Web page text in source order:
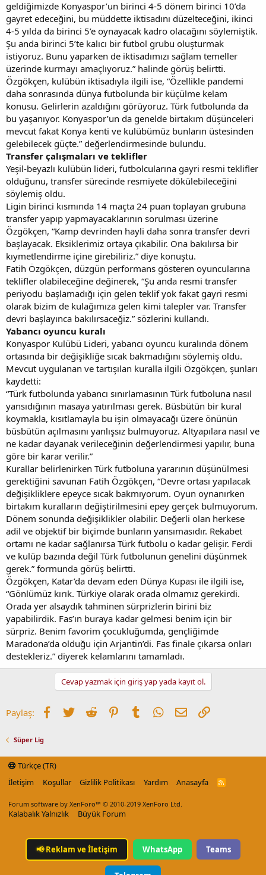
geldiğimizde Konyaspor’un birinci 4-5 dönem birinci 10’da
gayret edeceğini, bu müddette iktisadını düzelteceğini, ikinci
4-5 yılda da birinci 5’e oynayacak kadro olacağını söylemiştik.
Şu anda birinci 5’te kalıcı bir futbol grubu oluşturmak
istiyoruz. Bunu yaparken de iktisadımızı sağlam temeller
üzerinde kurmayı amaçlıyoruz.” halinde görüş belirtti.
Özgökçen, kulübün iktisadıyla ilgili ise, “Özellikle pandemi
daha sonrasında dünya futbolunda bir küçülme kelam
konusu. Gelirlerin azaldığını görüyoruz. Türk futbolunda da
bu yaşanıyor. Konyaspor’un da genelde birtakım düşünceleri
mevcut fakat Konya kenti ve kulübümüz bunların üstesinden
gelebilecek güçte.” değerlendirmesinde bulundu.
Transfer çalışmaları ve teklifler
Yeşil-beyazlı kulübün lideri, futbolcularına gayri resmi teklifler
olduğunu, transfer sürecinde resmiyete dökülebileceğini
söylemiş oldu.
Ligin birinci kısmında 14 maçta 24 puan toplayan grubuna
transfer yapıp yapmayacaklarının sorulması üzerine
Özgökçen, “Kamp devrinden hayli daha sonra transfer devri
başlayacak. Eksiklerimiz ortaya çıkabilir. Ona bakılırsa bir
kıymetlendirme içine girebiliriz.” diye konuştu.
Fatih Özgökçen, düzgün performans gösteren oyuncularına
teklifler olabileceğine değinerek, “Şu anda resmi transfer
periyodu başlamadığı için gelen teklif yok fakat gayri resmi
olarak bizim de kulağımıza gelen kimi talepler var. Transfer
devri başlayınca bakılırsaceğiz.” sözlerini kullandı.
Yabancı oyuncu kuralı
Konyaspor Kulübü Lideri, yabancı oyuncu kuralında dönem
ortasında bir değişikliğe sıcak bakmadığını söylemiş oldu.
Mevcut uygulanan ve tartışılan kuralla ilgili Özgökçen, şunları
kaydetti:
“Türk futbolunda yabancı sınırlamasının Türk futboluna nasıl
yansıdığının masaya yatırılması gerek. Büsbütün bir kural
koymakla, kısıtlamayla bu işin olmayacağı üzere önünün
büsbütün açılmasını yanlışsız bulmuyoruz. Altyapılara nasıl ve
ne kadar dayanak verileceğinin değerlendirmesi yapılır, buna
göre bir karar verilir.”
Kurallar belirlenirken Türk futboluna yararının düşünülmesi
gerektiğini savunan Fatih Özgökçen, “Devre ortası yapılacak
değişikliklere epeyce sıcak bakmıyorum. Oyun oynanırken
birtakım kuralların değiştirilmesini epey gerçek bulmuyorum.
Dönem sonunda değişiklikler olabilir. Değerli olan herkese
adil ve objektif bir biçimde bunların yansımasıdır. Rekabet
ortamı ne kadar sağlanırsa Türk futbolu o kadar gelişir. Ferdi
ve kulüp bazında değil Türk futbolunun genelini düşünmek
gerek.” formunda görüş belirtti.
Özgökçen, Katar’da devam eden Dünya Kupası ile ilgili ise,
“Gönlümüz kırık. Türkiye olarak orada olmamız gerekirdi.
Orada yer alsaydık tahminen sürprizlerin birini biz
yapabilirdik. Fas’ın buraya kadar gelmesi benim için bir
sürpriz. Benim favorim çocukluğumda, gençliğimde
Maradona’da olduğu için Arjantin’di. Fas finale çıkarsa onları
destekleriz.” diyerek kelamlarını tamamladı.
Cevap yazmak için giriş yap yada kayıt ol.
Paylaş: Facebook
TwitterReddit PinterestTumblrWhatsApp
E-postaLink
Süper Lig
Türkçe (TR)
İletişim
Koşullar Gizlilik Politikası Yardım Anasayfa
R
Forum software by XenForo™ © 2010-2019 XenForo Ltd.
Kalabalık Yalnızlık Büyük Forum
📢Reklam ve İletişim WhatsApp Teams